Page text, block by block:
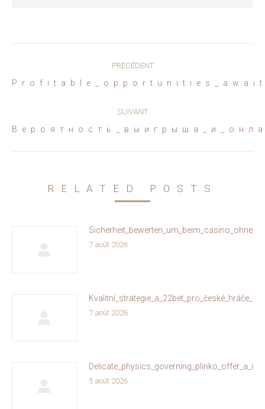
PRÉCÉDENT
Article
:
SUIVANT
Article
RELATED POSTS
7 août 2026
7 août 2026
5 août 2026